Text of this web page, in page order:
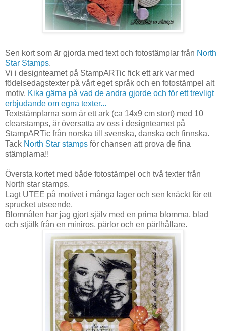
Sen kort som är gjorda med text och fotostämplar från North
Star Stamps.
Vi i designteamet på StampARTic fick ett ark var med
födelsedagstexter på vårt eget språk och en fotostämpel alt
motiv. Kika gärna på vad de andra gjorde och för ett trevligt
erbjudande om egna texter...
Textstämplarna som är ett ark (ca 14x9 cm stort) med 10
clearstamps, är översatta av oss i designteamet på
StampARTic från norska till svenska, danska och finnska.
Tack North Star stamps för chansen att prova de fina
stämplarna!!
Översta kortet med både fotostämpel och två texter från
North star stamps.
Lagt UTEE på motivet i många lager och sen knäckt för ett
sprucket utseende.
Blomnålen har jag gjort själv med en prima blomma, blad
och stjälk från en miniros, pärlor och en pärlhållare.